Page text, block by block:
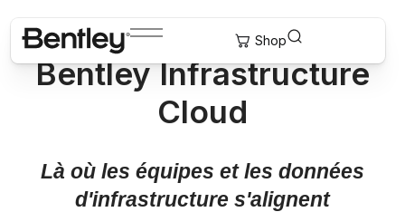
Bentley Infrastructure
Cloud
Là où les équipes et les données
d'infrastructure s'alignent